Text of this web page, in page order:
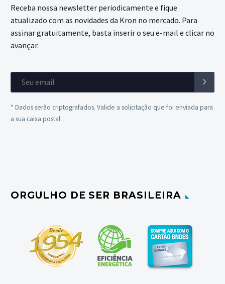
Receba nossa newsletter periodicamente e fique
atualizado com as novidades da Kron no mercado. Para
assinar gratuitamente, basta inserir o seu e-mail e clicar no
avançar.
* Dados serão criptografados. Valide a solicitação que foi enviada para
a sua caixa postal
ORGULHO DE SER BRASILEIRA